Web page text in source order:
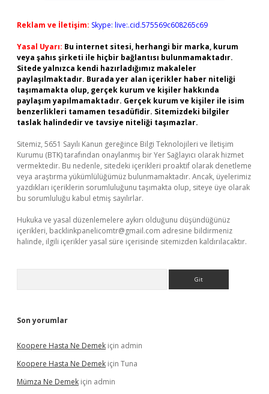
Reklam ve İletişim: Skype: live:.cid.575569c608265c69
Yasal Uyarı: Bu internet sitesi, herhangi bir marka, kurum
veya şahıs şirketi ile hiçbir bağlantısı bulunmamaktadır.
Sitede yalnızca kendi hazırladığımız makaleler
paylaşılmaktadır. Burada yer alan içerikler haber niteliği
taşımamakta olup, gerçek kurum ve kişiler hakkında
paylaşım yapılmamaktadır. Gerçek kurum ve kişiler ile isim
benzerlikleri tamamen tesadüfidir. Sitemizdeki bilgiler
taslak halindedir ve tavsiye niteliği taşımazlar.
Sitemiz, 5651 Sayılı Kanun gereğince Bilgi Teknolojileri ve İletişim
Kurumu (BTK) tarafından onaylanmış bir Yer Sağlayıcı olarak hizmet
vermektedir. Bu nedenle, sitedeki içerikleri proaktif olarak denetleme
veya araştırma yükümlülüğümüz bulunmamaktadır. Ancak, üyelerimiz
yazdıkları içeriklerin sorumluluğunu taşımakta olup, siteye üye olarak
bu sorumluluğu kabul etmiş sayılırlar.
Hukuka ve yasal düzenlemelere aykırı olduğunu düşündüğünüz
içerikleri, backlinkpanelicomtr@gmail.com adresine bildirmeniz
halinde, ilgili içerikler yasal süre içerisinde sitemizden kaldırılacaktır.
Son yorumlar
Koopere Hasta Ne Demek için admin
Koopere Hasta Ne Demek için Tuna
Mümza Ne Demek için admin